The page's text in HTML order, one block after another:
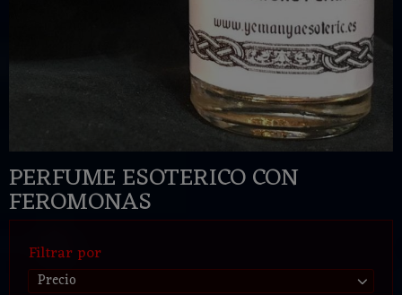
PERFUME ESOTERICO CON
FEROMONAS
Filtrar por
Precio